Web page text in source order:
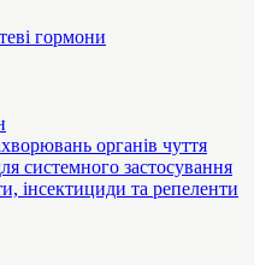
гормони
органів чуття
системного застосування
інсектициди та репеленти